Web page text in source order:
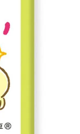
ズ
筆記用具等
モバイル
アイテム